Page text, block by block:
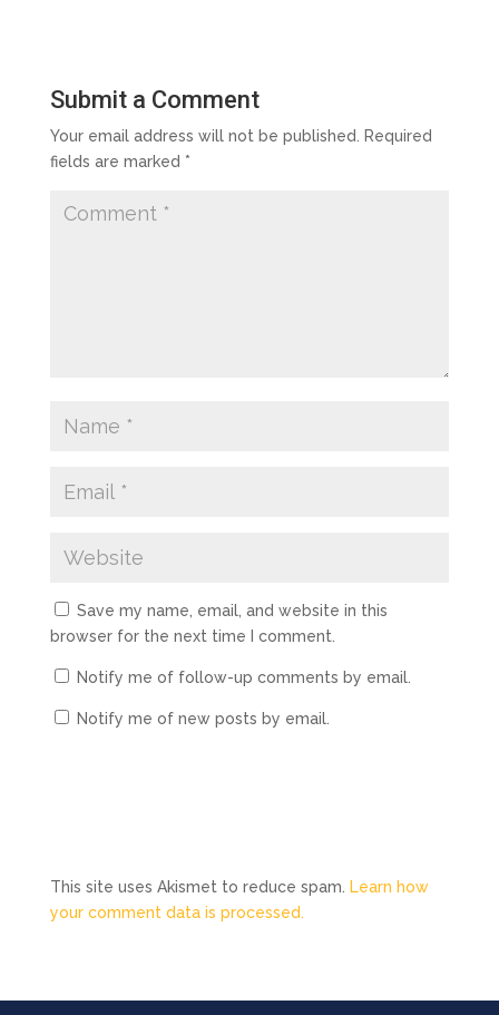
Submit a Comment
Your email address will not be published.
Required
fields are marked *
Save my name, email, and website in this
browser for the next time I comment.
Notify me of follow-up comments by email.
Notify me of new posts by email.
This site uses Akismet to reduce spam.
Learn how
your comment data is processed.